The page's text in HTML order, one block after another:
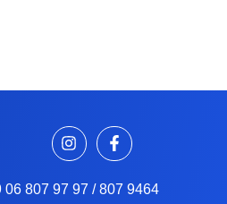
06 807 97 97 / 807 9464